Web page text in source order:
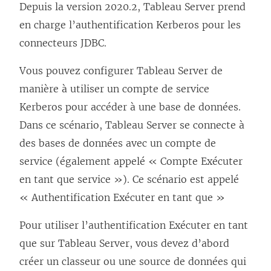
Depuis la version 2020.2, Tableau Server prend
en charge l’authentification Kerberos pour les
connecteurs JDBC.
Vous pouvez configurer Tableau Server de
manière à utiliser un compte de service
Kerberos pour accéder à une base de données.
Dans ce scénario, Tableau Server se connecte à
des bases de données avec un compte de
service (également appelé « Compte Exécuter
en tant que service »). Ce scénario est appelé
« Authentification Exécuter en tant que »
Pour utiliser l’authentification Exécuter en tant
que sur Tableau Server, vous devez d’abord
créer un classeur ou une source de données qui